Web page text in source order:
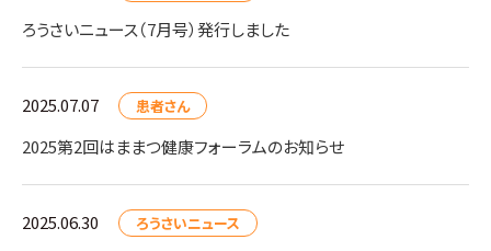
ろうさいニュース（7月号）発行しました
2025.07.07 患者さん
2025第2回はままつ健康フォーラムのお知らせ
2025.06.30 ろうさいニュース